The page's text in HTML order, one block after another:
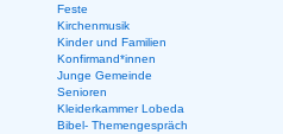
Feste
Kirchenmusik
Kinder und Familien
Konfirmand*innen
Junge Gemeinde
Senioren
Kleiderkammer Lobeda
Bibel- Themengespräch